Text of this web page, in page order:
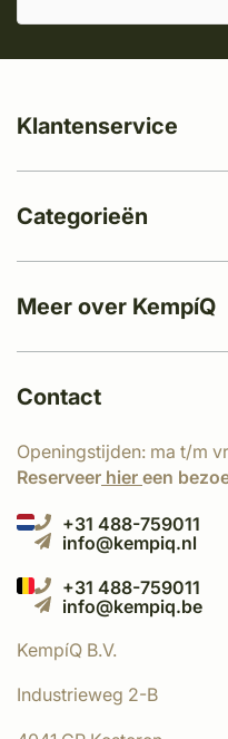
Meer over KempíQ
Klantenservice
Categorieën
Contact
Openingstijden: ma t/m
Reserveer hier een
+31 488-759011
info@kempiq.nl
+31 488-759011
info@kempiq.be
KempíQ B.V.
Industrieweg 2-B